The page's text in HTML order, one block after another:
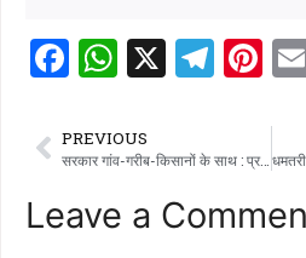
F
a
c
e
b
W
h
at
s
A
X T
el
g
ra
Pi
n
te
re
st
PREVIOUS
सरकार गांव-गरीब-किसानों के साथ : प्रभारी मंत्री टंकराम वर्मा
Leave a